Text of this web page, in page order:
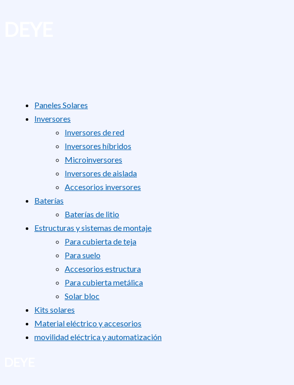
Paneles Solares
Inversores
Inversores de red
Inversores híbridos
Microinversores
Inversores de aislada
Accesorios inversores
Baterías
Baterías de litio
Estructuras y sistemas de montaje
Para cubierta de teja
Para suelo
Accesorios estructura
Para cubierta metálica
Solar bloc
Kits solares
Material eléctrico y accesorios
movilidad eléctrica y automatización